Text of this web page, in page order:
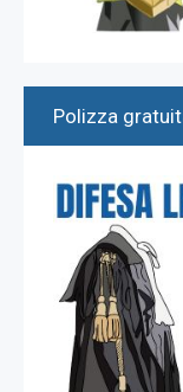
Polizza